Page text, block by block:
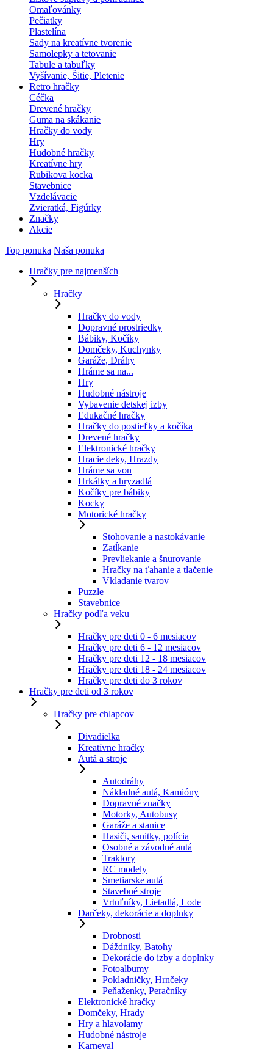
Omaľovánky
Pečiatky
Plastelína
Sady na kreatívne tvorenie
Samolepky a tetovanie
Tabule a tabuľky
Vyšívanie, Šitie, Pletenie
Retro hračky
Céčka
Drevené hračky
Guma na skákanie
Hračky do vody
Hry
Hudobné hračky
Kreatívne hry
Rubikova kocka
Stavebnice
Vzdelávacie
Zvieratká, Figúrky
Značky
Akcie
Top ponuka Naša ponuka
Hračky pre najmenších
Hračky
Hračky do vody
Dopravné prostriedky
Bábiky, Kočíky
Domčeky, Kuchynky
Garáže, Dráhy
Hráme sa na...
Hry
Hudobné nástroje
Vybavenie detskej izby
Edukačné hračky
Hračky do postieľky a kočíka
Drevené hračky
Elektronické hračky
Hracie deky, Hrazdy
Hráme sa von
Hrkálky a hryzadlá
Kočíky pre bábiky
Kocky
Motorické hračky
Stohovanie a nastokávanie
Zatĺkanie
Prevliekanie a šnurovanie
Hračky na ťahanie a tlačenie
Vkladanie tvarov
Puzzle
Stavebnice
Hračky podľa veku
Hračky pre deti 0 - 6 mesiacov
Hračky pre deti 6 - 12 mesiacov
Hračky pre deti 12 - 18 mesiacov
Hračky pre deti 18 - 24 mesiacov
Hračky pre deti do 3 rokov
Hračky pre deti od 3 rokov
Hračky pre chlapcov
Divadielka
Kreatívne hračky
Autá a stroje
Autodráhy
Nákladné autá, Kamióny
Dopravné značky
Motorky, Autobusy
Garáže a stanice
Hasiči, sanitky, polícia
Osobné a závodné autá
Traktory
RC modely
Smetiarske autá
Stavebné stroje
Vrtuľníky, Lietadlá, Lode
Darčeky, dekorácie a doplnky
Drobnosti
Dáždniky, Batohy
Dekorácie do izby a doplnky
Fotoalbumy
Pokladničky, Hrnčeky
Peňaženky, Peračníky
Elektronické hračky
Domčeky, Hrady
Hry a hlavolamy
Hudobné nástroje
Karneval